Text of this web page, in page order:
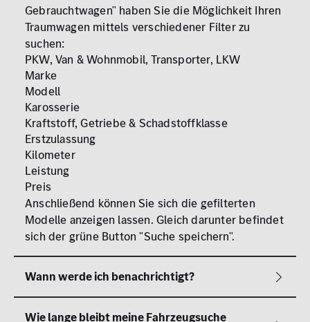
Gebrauchtwagen" haben Sie die Möglichkeit Ihren
Traumwagen mittels verschiedener Filter zu
suchen:
PKW, Van & Wohnmobil, Transporter, LKW
Marke
Modell
Karosserie
Kraftstoff, Getriebe & Schadstoffklasse
Erstzulassung
Kilometer
Leistung
Preis
Anschließend können Sie sich die gefilterten
Modelle anzeigen lassen. Gleich darunter befindet
sich der grüne Button "Suche speichern".